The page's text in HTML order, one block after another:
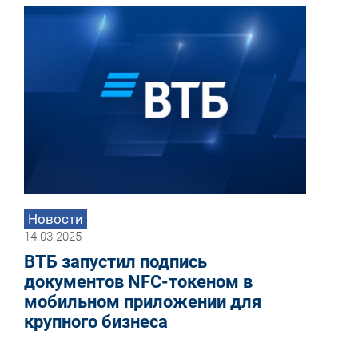
Новости
14.03.2025
ВТБ запустил подпись
документов NFC-токеном в
мобильном приложении для
крупного бизнеса